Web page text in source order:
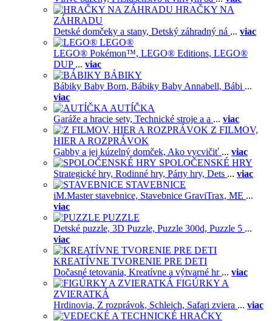
HRAČKY NA
ZÁHRADU
Detské domčeky a stany, Detský záhradný ná ... viac
LEGO®
LEGO® Pokémon™, LEGO® Editions, LEGO®
DUP ... viac
BÁBIKY
Bábiky Baby Born, Bábiky Baby Annabell, Bábi ...
viac
AUTÍČKA
Garáže a hracie sety, Technické stroje a a ... viac
Z FILMOV,
HIER A ROZPRÁVOK
Gabby a jej kúzelný domček, Ako vycvičiť ... viac
SPOLOČENSKÉ HRY
Strategické hry, Rodinné hry, Párty hry, Dets ... viac
STAVEBNICE
iM.Master stavebnice, Stavebnice GraviTrax, ME ...
viac
PUZZLE
Detské puzzle, 3D Puzzle, Puzzle 300d, Puzzle 5 ...
viac
KREATÍVNE TVORENIE PRE DETI
Dočasné tetovania, Kreatívne a výtvarné hr ... viac
FIGÚRKY A
ZVIERATKÁ
Hrdinovia, Z rozprávok, Schleich, Safari zviera ... viac